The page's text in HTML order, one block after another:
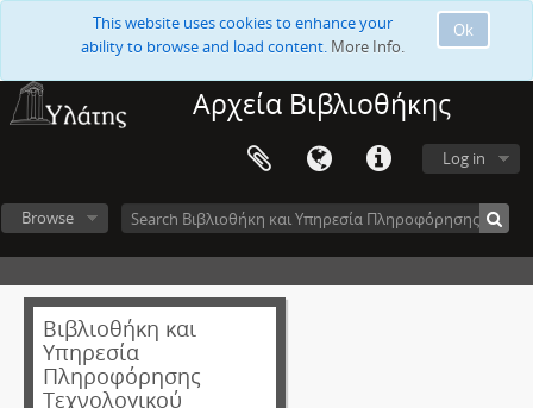
Ok
This website uses cookies to enhance your
ability to browse and load content. More Info.
Αρχεία Βιβλιοθήκης
Log in
Browse
Βιβλιοθήκη και
Υπηρεσία
Πληροφόρησης
Τεχνολογικού